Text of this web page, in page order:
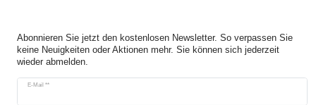
Abonnieren Sie jetzt den kostenlosen Newsletter. So verpassen Sie
keine Neuigkeiten oder Aktionen mehr. Sie können sich jederzeit
wieder abmelden.
E-Mail **
Newsletter